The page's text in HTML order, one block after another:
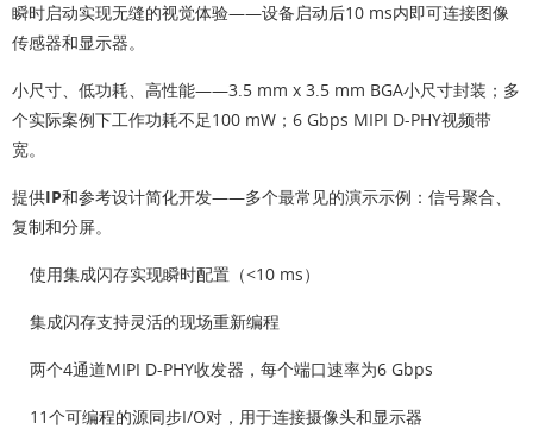
瞬时启动实现无缝的视觉体验——设备启动后10 ms内即可连接图像
传感器和显示器。
小尺寸、低功耗、高性能——3.5 mm x 3.5 mm BGA小尺寸封装；多
个实际案例下工作功耗不足100 mW；6 Gbps MIPI D-PHY视频带
宽。
提供IP和参考设计简化开发——多个最常见的演示示例：信号聚合、
复制和分屏。
使用集成闪存实现瞬时配置（<10 ms）
集成闪存支持灵活的现场重新编程
两个4通道MIPI D-PHY收发器，每个端口速率为6 Gbps
11个可编程的源同步I/O对，用于连接摄像头和显示器